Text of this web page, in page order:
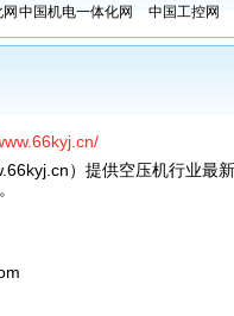
中国机电一体化网 中国工控网
）提供空压机行业最